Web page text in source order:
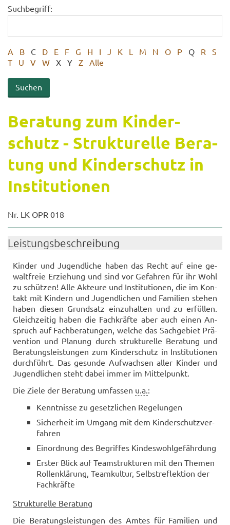
Suchbegriff:
A B C D E F G H I J K L M N O P Q R
S
T
U V W X Y Z Alle
Be­ra­tung zum Kin­der­
schutz - Struk­tu­rel­le Be­ra­
tung und Kin­der­schutz in
In­sti­tu­tio­nen
Nr. LK OPR 018
Leis­tungs­be­schrei­bung
Kin­der und Ju­gend­li­che haben das Recht auf eine ge­
walt­freie Er­zie­hung und sind vor Ge­fah­ren für ihr Wohl
zu schüt­zen! Alle Ak­teu­re und In­sti­tu­tio­nen, die im Kon­
takt mit Kin­dern und Ju­gend­li­chen und Fa­mi­li­en ste­hen
haben die­sen Grund­satz ein­zu­hal­ten und zu er­fül­len.
Gleich­zei­tig haben die Fach­kräf­te aber auch einen An­
spruch auf Fach­be­ra­tun­gen, wel­che das Sach­ge­biet Prä­
ven­ti­on und Pla­nung durch struk­tu­rel­le Be­ra­tung und
Be­ra­tungs­leis­tun­gen zum Kin­der­schutz in In­sti­tu­tio­nen
durch­führt. Das ge­sun­de Auf­wach­sen aller Kin­der und
Ju­gend­li­chen steht dabei immer im Mit­tel­punkt.
Die Ziele der Be­ra­tung um­fas­sen u.a.:
Kennt­nis­se zu ge­setz­li­chen Re­ge­lun­gen
Si­cher­heit im Um­gang mit dem Kin­der­schutz­ver­
fah­ren
Ein­ord­nung des Be­grif­fes Kin­des­wohl­ge­fähr­dung
Ers­ter Blick auf Team­struk­tu­ren mit den The­men
Rol­len­klä­rung, Team­kul­tur, Selbst­re­flek­ti­on der
Fach­kräf­te
Struk­tu­rel­le Be­ra­tung
Die Be­ra­tungs­leis­tun­gen des Amtes für Fa­mi­li­en und